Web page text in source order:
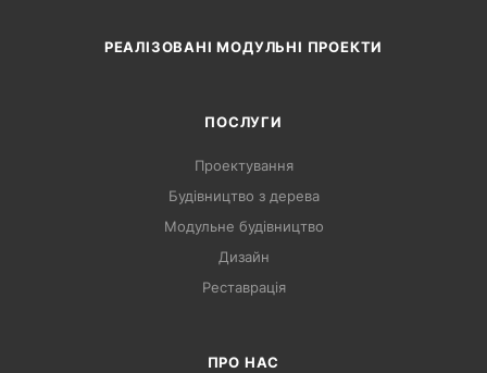
РЕАЛІЗОВАНІ МОДУЛЬНІ ПРОЕКТИ
ПОСЛУГИ
Проектування
Будівництво з дерева
Модульне будівництво
Дизайн
Реставрація
ПРО НАС